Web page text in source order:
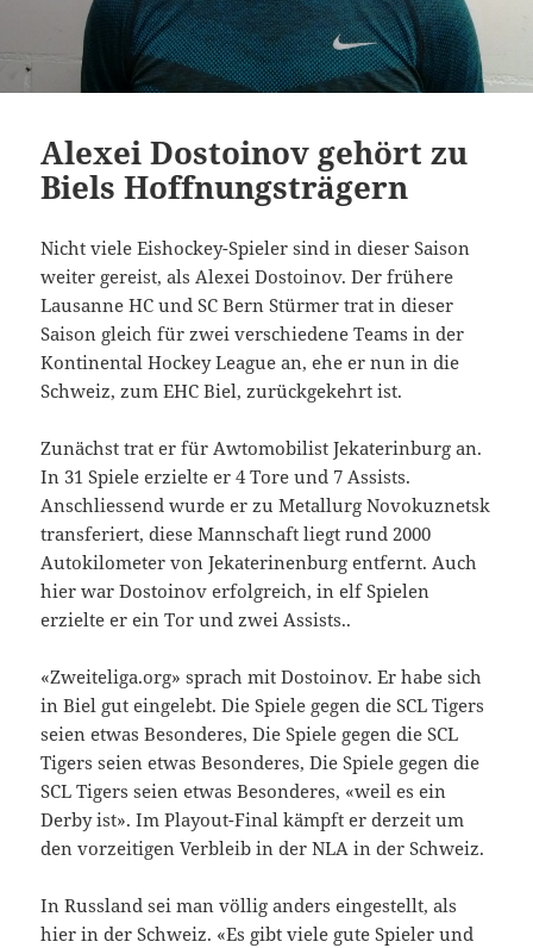
Alexei Dostoinov gehört zu
Biels Hoffnungsträgern
Nicht viele Eishockey-Spieler sind in dieser Saison
weiter gereist, als Alexei Dostoinov. Der frühere
Lausanne HC und SC Bern Stürmer trat in dieser
Saison gleich für zwei verschiedene Teams in der
Kontinental Hockey League an, ehe er nun in die
Schweiz, zum EHC Biel, zurückgekehrt ist.
Zunächst trat er für Awtomobilist Jekaterinburg an.
In 31 Spiele erzielte er 4 Tore und 7 Assists.
Anschliessend wurde er zu Metallurg Novokuznetsk
transferiert, diese Mannschaft liegt rund 2000
Autokilometer von Jekaterinenburg entfernt. Auch
hier war Dostoinov erfolgreich, in elf Spielen
erzielte er ein Tor und zwei Assists..
«Zweiteliga.org» sprach mit Dostoinov. Er habe sich
in Biel gut eingelebt. Die Spiele gegen die SCL Tigers
seien etwas Besonderes, Die Spiele gegen die SCL
Tigers seien etwas Besonderes, Die Spiele gegen die
SCL Tigers seien etwas Besonderes, «weil es ein
Derby ist». Im Playout-Final kämpft er derzeit um
den vorzeitigen Verbleib in der NLA in der Schweiz.
In Russland sei man völlig anders eingestellt, als
hier in der Schweiz. «Es gibt viele gute Spieler und